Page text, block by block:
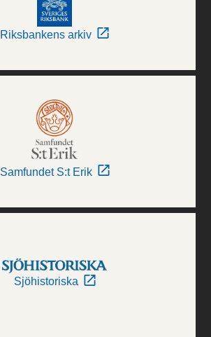
Riksbankens arkiv
Samfundet S:t Erik
Sjöhistoriska